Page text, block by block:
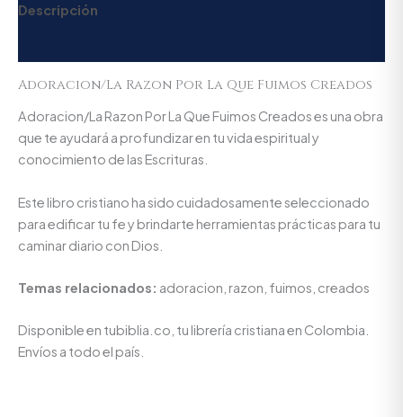
Descripción
Adoracion/La Razon Por La Que Fuimos Creados
Adoracion/La Razon Por La Que Fuimos Creados es una obra
que te ayudará a profundizar en tu vida espiritual y
conocimiento de las Escrituras.
Este libro cristiano ha sido cuidadosamente seleccionado
para edificar tu fe y brindarte herramientas prácticas para tu
caminar diario con Dios.
Temas relacionados: adoracion, razon, fuimos, creados
Disponible en tubiblia.co, tu librería cristiana en Colombia.
Envíos a todo el país.